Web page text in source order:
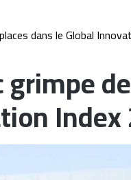
dans le Global